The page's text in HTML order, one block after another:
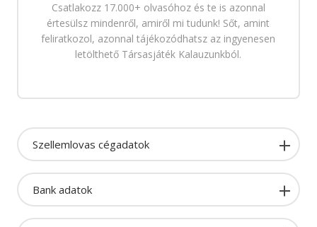
Csatlakozz 17.000+ olvasóhoz és te is azonnal
értesülsz mindenről, amiről mi tudunk! Sőt, amint
feliratkozol, azonnal tájékozódhatsz az ingyenesen
letölthető Társasjáték Kalauzunkból.
Szellemlovas cégadatok
Bank adatok